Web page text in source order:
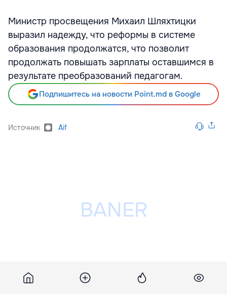
Министр просвещения Михаил Шляхтицки
выразил надежду, что реформы в системе
образования продолжатся, что позволит
продолжать повышать зарплаты оставшимся в
результате преобразований педагогам.
Подпишитесь на новости Point.md в Google
Источник Aif
Разместить рекламу на сайте